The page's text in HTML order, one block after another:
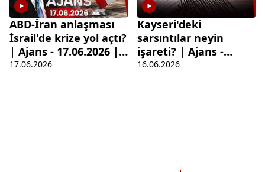
ABD-İran anlaşması
İsrail'de krize yol açtı?
| Ajans - 17.06.2026 |
A Haber
17.06.2026
Kayseri'deki
sarsıntılar neyin
işareti? | Ajans -
16.06.2026 A Haber
16.06.2026